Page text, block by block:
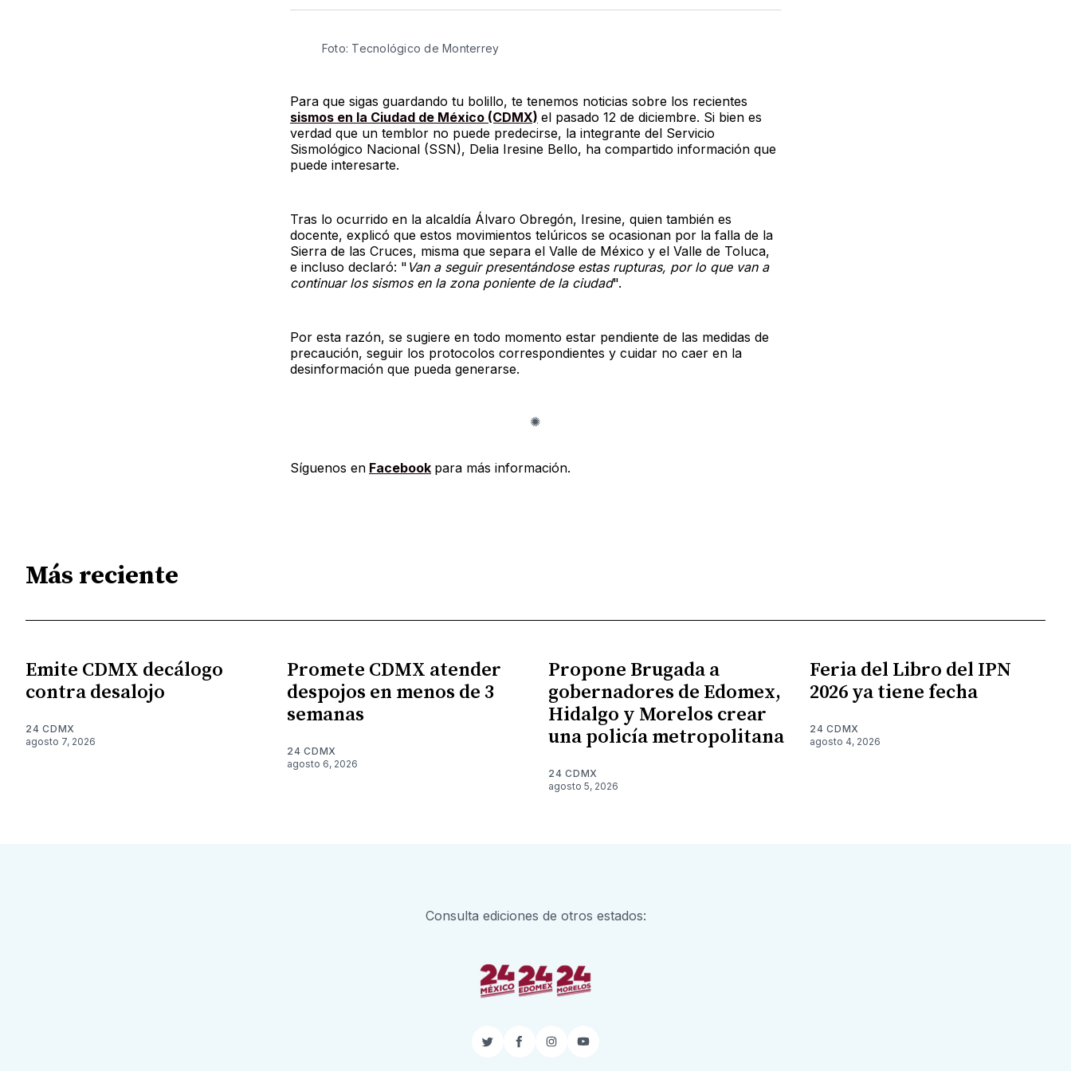
TwitterFacebook
LinkedIn
Email
Foto: Tecnológico de Monterrey
Para que sigas guardando tu bolillo, te tenemos noticias sobre los recientes
sismos en la Ciudad de México (CDMX) el pasado 12 de diciembre. Si bien es
verdad que un temblor no puede predecirse, la integrante del Servicio
Sismológico Nacional (SSN), Delia Iresine Bello, ha compartido información que
puede interesarte.
Tras lo ocurrido en la alcaldía Álvaro Obregón, Iresine, quien también es
docente, explicó que estos movimientos telúricos se ocasionan por la falla de la
Sierra de las Cruces, misma que separa el Valle de México y el Valle de Toluca,
e incluso declaró: " Van a seguir presentándose estas rupturas, por lo que van a
continuar los sismos en la zona poniente de la ciudad".
Por esta razón, se sugiere en todo momento estar pendiente de las medidas de
precaución, seguir los protocolos correspondientes y cuidar no caer en la
desinformación que pueda generarse.
Síguenos en Facebook para más información.
Más reciente
Emite CDMX decálogo
contra desalojo
24 CDMX
agosto 7, 2026
Promete CDMX atender
despojos en menos de 3
semanas
24 CDMX
agosto 6, 2026
Propone Brugada a
gobernadores de Edomex,
Hidalgo y Morelos crear
una policía metropolitana
24 CDMX
agosto 5, 2026
Feria del Libro del IPN
2026 ya tiene fecha
24 CDMX
agosto 4, 2026
Consulta ediciones de otros estados:
TwitterFacebook
InstagramYouTube